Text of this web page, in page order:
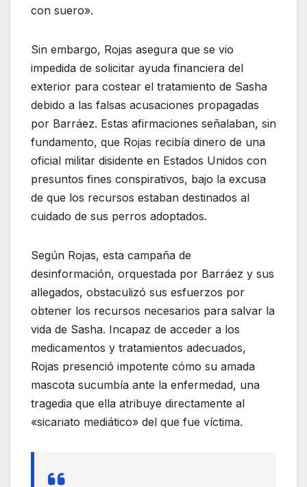
con suero».
Sin embargo, Rojas asegura que se vio
impedida de solicitar ayuda financiera del
exterior para costear el tratamiento de Sasha
debido a las falsas acusaciones propagadas
por Barráez. Estas afirmaciones señalaban, sin
fundamento, que Rojas recibía dinero de una
oficial militar disidente en Estados Unidos con
presuntos fines conspirativos, bajo la excusa
de que los recursos estaban destinados al
cuidado de sus perros adoptados.
Según Rojas, esta campaña de
desinformación, orquestada por Barráez y sus
allegados, obstaculizó sus esfuerzos por
obtener los recursos necesarios para salvar la
vida de Sasha. Incapaz de acceder a los
medicamentos y tratamientos adecuados,
Rojas presenció impotente cómo su amada
mascota sucumbía ante la enfermedad, una
tragedia que ella atribuye directamente al
«sicariato mediático» del que fue víctima.